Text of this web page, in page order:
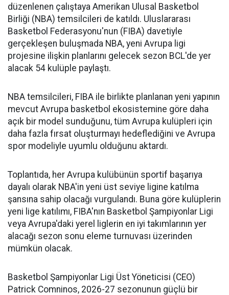
düzenlenen çalıştaya Amerikan Ulusal Basketbol
Birliği (NBA) temsilcileri de katıldı. Uluslararası
Basketbol Federasyonu'nun (FIBA) davetiyle
gerçekleşen buluşmada NBA, yeni Avrupa ligi
projesine ilişkin planlarını gelecek sezon BCL'de yer
alacak 54 kulüple paylaştı.
NBA temsilcileri, FIBA ile birlikte planlanan yeni yapının
mevcut Avrupa basketbol ekosistemine göre daha
açık bir model sunduğunu, tüm Avrupa kulüpleri için
daha fazla fırsat oluşturmayı hedeflediğini ve Avrupa
spor modeliyle uyumlu olduğunu aktardı.
Toplantıda, her Avrupa kulübünün sportif başarıya
dayalı olarak NBA'in yeni üst seviye ligine katılma
şansına sahip olacağı vurgulandı. Buna göre kulüplerin
yeni lige katılımı, FIBA'nın Basketbol Şampiyonlar Ligi
veya Avrupa'daki yerel liglerin en iyi takımlarının yer
alacağı sezon sonu eleme turnuvası üzerinden
mümkün olacak.
Basketbol Şampiyonlar Ligi Üst Yöneticisi (CEO)
Patrick Comninos, 2026-27 sezonunun güçlü bir